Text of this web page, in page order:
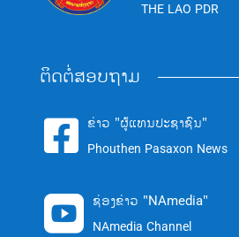
THE LAO PDR
ຕິດຕໍ່ສອບຖາມ
 ຂ່າວ "ຜູ້ແທນປະຊາຊົນ"
Phouthen Pasaxon News
 ຊ່ອງຂ່າວ "NAmedia"
NAmedia Channel